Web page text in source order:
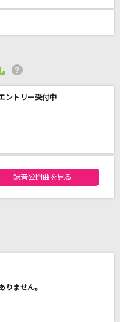
ントリー受付中
リーランキング
録音公開曲を見る